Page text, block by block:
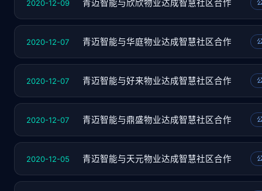
2020-12-09 青迈智能与欣欣物业达成智慧社区合作
2020-12-07 青迈智能与华庭物业达成智慧社区合作
2020-12-07 青迈智能与好来物业达成智慧社区合作
2020-12-07 青迈智能与鼎盛物业达成智慧社区合作
2020-12-05 青迈智能与天元物业达成智慧社区合作